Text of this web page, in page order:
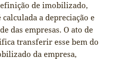
de imobilizado,
a depreciação e
das empresas. O ato de
transferir esse bem do
da empresa,